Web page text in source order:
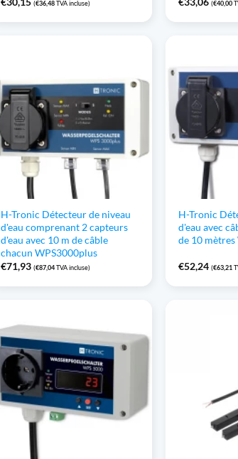
(€36,48TVA incluse) (€40,00
H-Tronic Détecteur de niveau
d'eau comprenant 2 capteurs
d'eau avec 10 m de câble
chacun WPS3000plus
€71,93 (€87,04TVA incluse)
H-Tronic
d'eau avec
de 10
€52,24 (€63,21